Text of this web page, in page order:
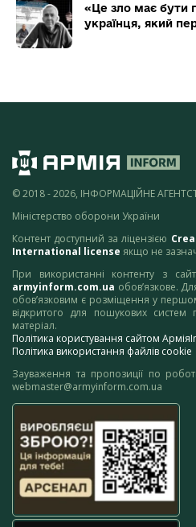
«Це зло має бути
українця, який
© 2018 - 2026, ІНФОРМАЦІЙНЕ
Міністерство оборони України
Контент доступний за ліцензією
International license якщо не
При використанні контенту з
armyinform.com.ua обов’язкове.
обов’язковим є розміщення у
відкритого для пошукових систем
матеріал.
Політика користування сайтом
Політика використання файлів cookie
Зауваження та пропозиції по
webmaster@armyinform.com.ua